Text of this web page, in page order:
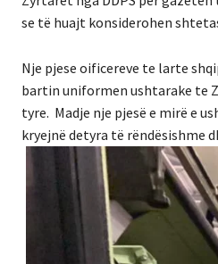
se të huajt konsiderohen
Nje pjese oificereve te larte
bartin uniformen ushtarake te
tyre. Madje nje pjesë e mirë e
kryejnë detyra të rëndësishme